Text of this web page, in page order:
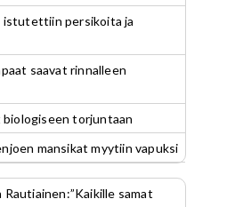
istutettiin persikoita ja
saavat rinnalleen
torjuntaan
mansikat myytiin vapuksi
Rautiainen:”Kaikille samat